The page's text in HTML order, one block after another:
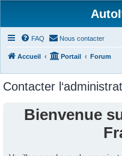
FAQ Nous contacter
Accueil Portail Forum
Contacter
Bienvenue